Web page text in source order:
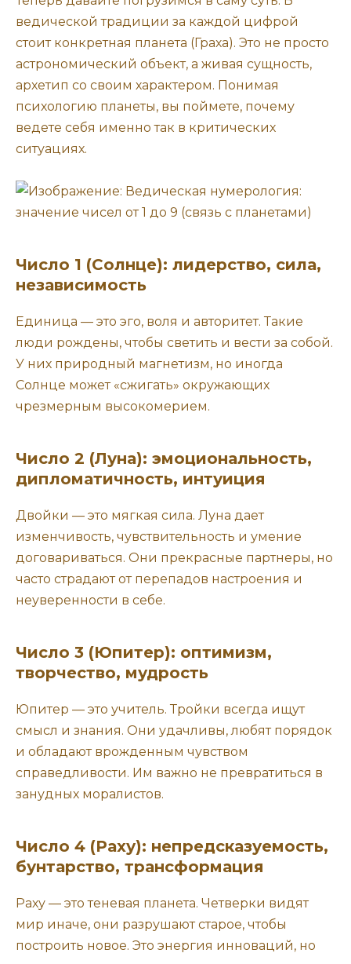
ведической традиции за каждой цифрой
стоит конкретная планета (Граха). Это не просто
астрономический объект, а живая сущность,
архетип со своим характером. Понимая
психологию планеты, вы поймете, почему
ведете себя именно так в критических
ситуациях.
Число 1 (Солнце): лидерство, сила,
независимость
Единица — это эго, воля и авторитет. Такие
люди рождены, чтобы светить и вести за собой.
У них природный магнетизм, но иногда
Солнце может «сжигать» окружающих
чрезмерным высокомерием.
Число 2 (Луна): эмоциональность,
дипломатичность, интуиция
Двойки — это мягкая сила. Луна дает
изменчивость, чувствительность и умение
договариваться. Они прекрасные партнеры, но
часто страдают от перепадов настроения и
неуверенности в себе.
Число 3 (Юпитер): оптимизм,
творчество, мудрость
Юпитер — это учитель. Тройки всегда ищут
смысл и знания. Они удачливы, любят порядок
и обладают врожденным чувством
справедливости. Им важно не превратиться в
занудных моралистов.
Число 4 (Раху): непредсказуемость,
бунтарство, трансформация
Раху — это теневая планета. Четверки видят
мир иначе, они разрушают старое, чтобы
построить новое. Это энергия инноваций, но